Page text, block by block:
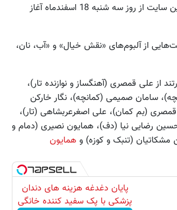
فروش بلیط از طریق این سایت از روز سه شنبه 18 اسفندماه آغاز
از آلبوم‌های «نقش خیال» و «آب، نان،
از علی قمصری (آهنگساز و نوازنده تار)،
سامان صمیمی (کمانچه)، نگار خارکن
قمصری (بم کمان)، علی اصغرعربشاهی (تار)،
رضایی نیا (دف)، همایون نصیری (دمام و
مشکاتیان (تنبک و کوزه) و همایون
پایان دغدغه هزینه های دندان
پزشکی با پک سفید کننده خانگی